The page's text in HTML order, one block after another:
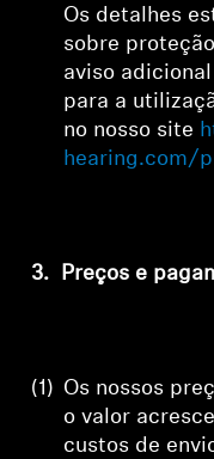
Os detalhes
sobre
aviso
para a
no nosso site
hearing.com/
3. Preços e
(1) Os nossos
o valor
custos de